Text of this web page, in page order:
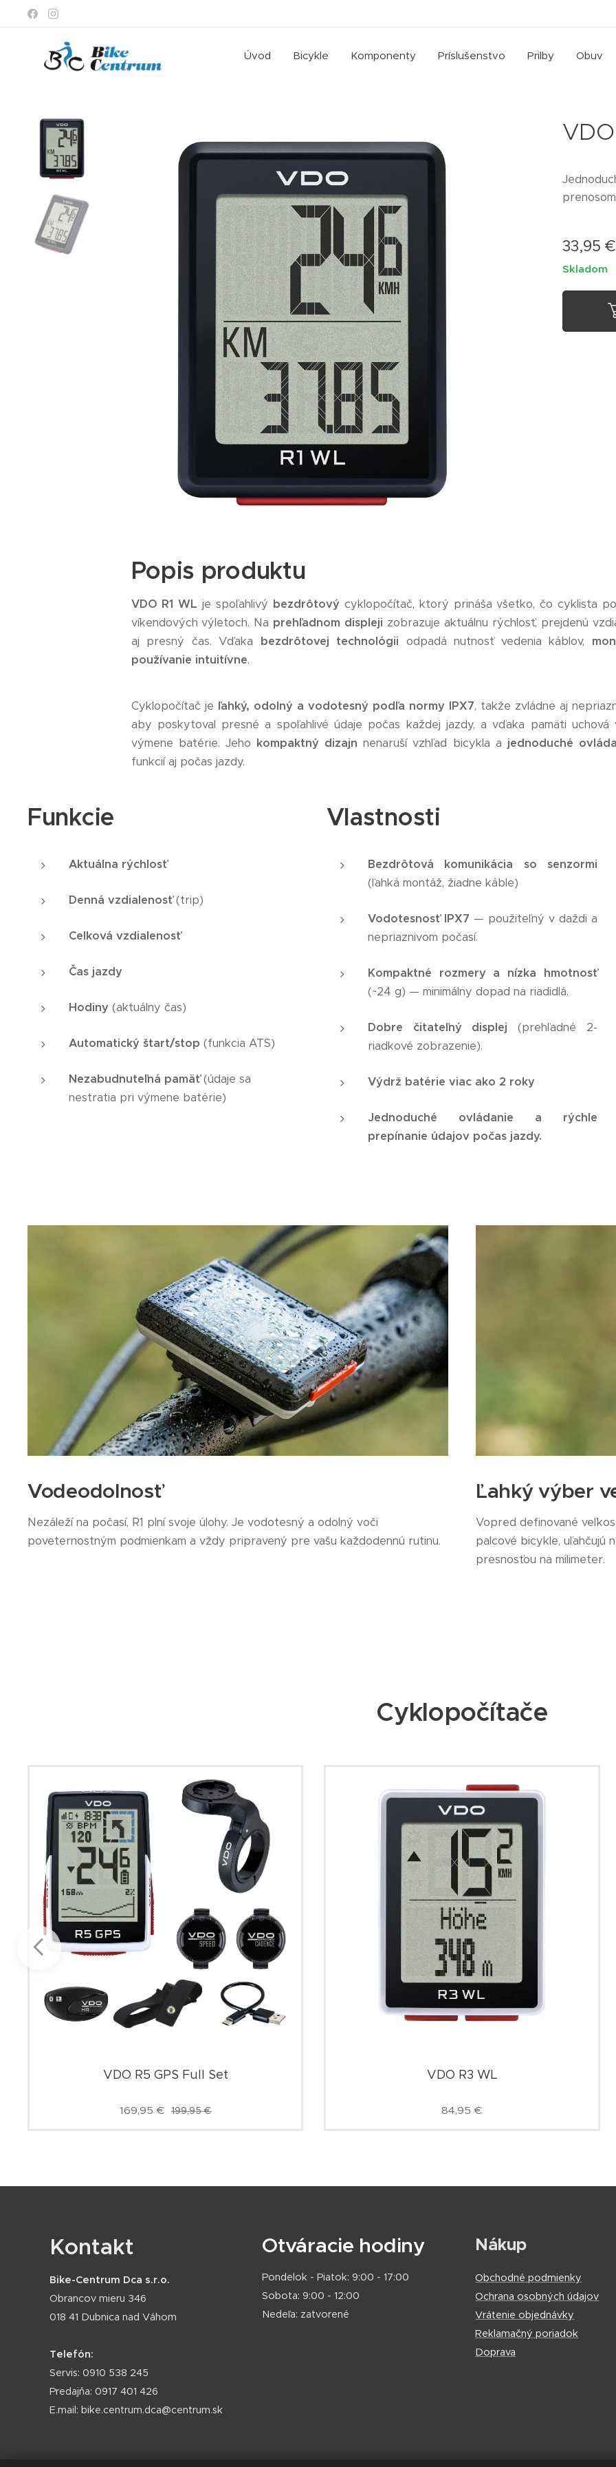
Úvod Bicykle Komponenty Príslušenstvo Prilby Obuv
33,95 €
Skladom
Popis produktu
VDO R1 WL je spoľahlivý bezdrôtový cyklopočítač, ktorý prináša všetko, čo cyklista
víkendových výletoch. Na prehľadnom displeji zobrazuje aktuálnu rýchlosť, prejdenú
aj presný čas. Vďaka bezdrôtovej technológii odpadá nutnosť vedenia káblov,
používanie intuitívne.
Cyklopočítač je ľahký, odolný a vodotesný podľa normy IPX7, takže zvládne aj
aby poskytoval presné a spoľahlivé údaje počas každej jazdy, a vďaka pamäti
výmene batérie. Jeho kompaktný dizajnnenaruší vzhľad bicykla a jednoduché
funkcií aj počas jazdy.
Funkcie
Aktuálna rýchlosť
Denná vzdialenosť(trip)
Celková vzdialenosť
Čas jazdy
Hodiny (aktuálny čas)
Automatický štart/stop (funkcia ATS)
Nezabudnuteľná pamäť(údaje sa
nestratia pri výmene batérie)
Vlastnosti
Bezdrôtová komunikácia so senzormi
(ľahká montáž, žiadne káble)
Vodotesnosť IPX7 — použiteľný v daždi a
nepriaznivom počasí.
Kompaktné rozmery a nízka hmotnosť
(~24 g) — minimálny dopad na riadidlá.
Dobre čitateľný displej(prehľadné 2-
riadkové zobrazenie).
Výdrž batérie viac ako 2 roky
Jednoduché ovládanie a rýchle
prepínanie údajov počas jazdy.
Vodeodolnosť
Nezáleží na počasí, R1 plní svoje úlohy. Je vodotesný a odolný voči
poveternostným podmienkam a vždy pripravený pre vašu každodennú rutinu.
Ľahký výber
Vopred definované
palcové bicykle, uľahčujú
presnosťou na milimeter.
Cyklopočítače
VDO R5 GPS Full Set
169,95 € 199,95€
VDO R3 WL
84,95 €
Kontakt
Bike-Centrum Dca s.r.o.
Obrancov mieru 346
018 41 Dubnica nad Váhom
Telefón:
Servis: 0910 538 245
Predajňa: 0917 401 426
E.mail: bike.centrum.dca@centrum.sk
Otváracie hodiny
Pondelok - Piatok: 9:00 - 17:00
Sobota: 9:00 - 12:00
Nedeľa: zatvorené
Nákup
Obchodné podmienky
Ochrana osobných údajov
Vrátenie objednávky
Reklamačný poriadok
Doprava